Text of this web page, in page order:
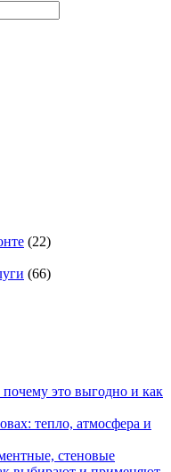
(22)
(66)
это выгодно и как
тепло, атмосфера и
стеновые